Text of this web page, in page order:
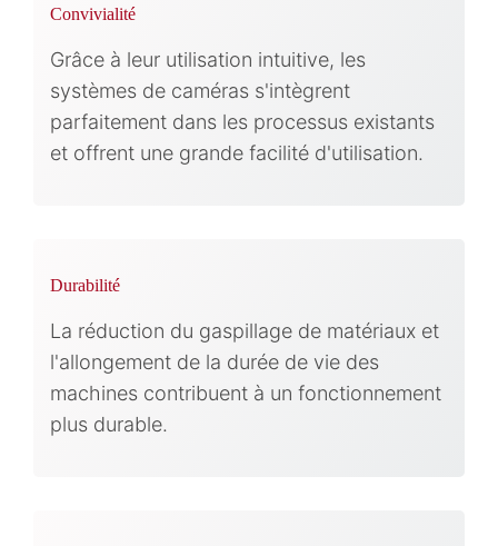
Convivialité
Grâce à leur utilisation intuitive, les
systèmes de caméras s'intègrent
parfaitement dans les processus existants
et offrent une grande facilité d'utilisation.
Durabilité
La réduction du gaspillage de matériaux et
l'allongement de la durée de vie des
machines contribuent à un fonctionnement
plus durable.